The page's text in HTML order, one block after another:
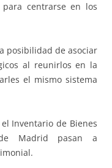
centrarse en los
posibilidad de asociar
al reunirlos en la
el mismo sistema
Inventario de Bienes
Madrid pasan a